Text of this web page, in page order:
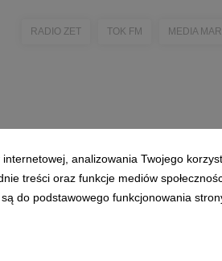
RADIO ZET TOK FM MEDIA
analizowania Twojego
treści oraz funkcje mediów
są do podstawowego funkcjonowania